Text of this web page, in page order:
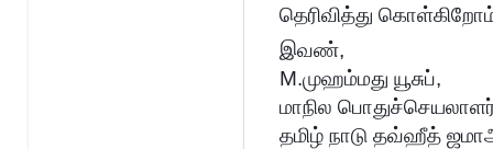
தெரிவித்து
இவண்,
M.முஹம்மது யூசுப்,
மாநில
தமிழ் நாடு தவ்ஹீத்